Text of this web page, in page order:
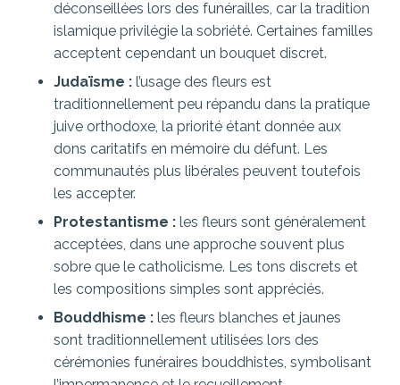
déconseillées lors des funérailles, car la tradition
islamique privilégie la sobriété. Certaines familles
acceptent cependant un bouquet discret.
Judaïsme : l’usage des fleurs est
traditionnellement peu répandu dans la pratique
juive orthodoxe, la priorité étant donnée aux
dons caritatifs en mémoire du défunt. Les
communautés plus libérales peuvent toutefois
les accepter.
Protestantisme : les fleurs sont généralement
acceptées, dans une approche souvent plus
sobre que le catholicisme. Les tons discrets et
les compositions simples sont appréciés.
Bouddhisme : les fleurs blanches et jaunes
sont traditionnellement utilisées lors des
cérémonies funéraires bouddhistes, symbolisant